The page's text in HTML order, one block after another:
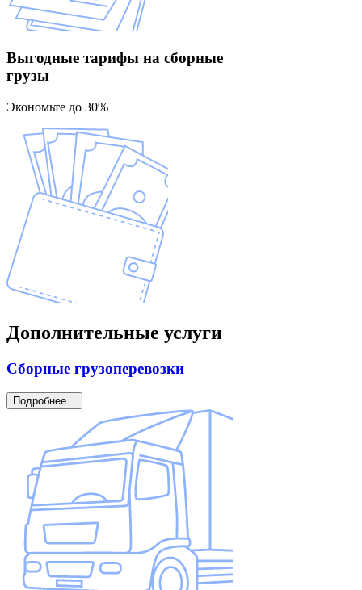
Выгодные тарифы на сборные
грузы
Экономьте до 30%
Дополнительные услуги
Сборные грузоперевозки
Подробнее